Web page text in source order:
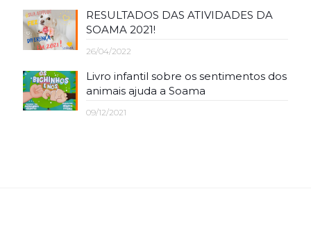
RESULTADOS DAS ATIVIDADES DA
SOAMA 2021!
26/04/2022
Livro infantil sobre os sentimentos dos
animais ajuda a Soama
09/12/2021